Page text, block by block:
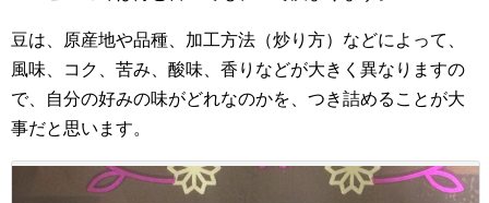
豆は、原産地や品種、加工方法（炒り方）などによって、
風味、コク、苦み、酸味、香りなどが大きく異なりますの
で、自分の好みの味がどれなのかを、つき詰めることが大
事だと思います。